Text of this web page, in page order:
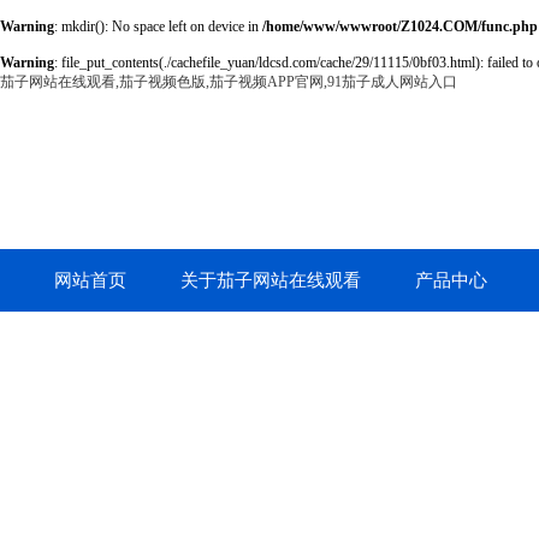
Warning: mkdir(): No space left on device in /home/www/wwwroot/Z1024.COM/func.php
Warning: file_put_contents(./cachefile_yuan/ldcsd.com/cache/29/11115/0bf03.html): failed
茄子网站在线观看,茄子视频色版,茄子视频APP官网,91茄子成人网站入口
网站首页 关于茄子网站在线观看 产品中心